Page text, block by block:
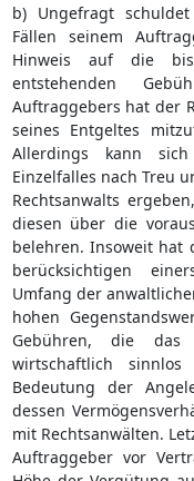
b) Ungefragt
Fällen seinem
Hinweis auf die
entstehenden
Auftraggebers hat der
seines Entgeltes
Allerdings kann
Einzelfalles nach Treu
Rechtsanwalts
diesen über die
belehren. Insoweit hat
berücksichtigen
Umfang der
hohen
Gebühren, die das
wirtschaftlich
Bedeutung der
dessen
mit Rechtsanwälten.
Auftraggeber vor